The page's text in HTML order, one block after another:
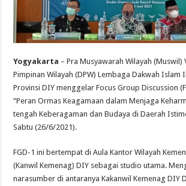
Yogyakarta – Pra Musyawarah Wilayah (Muswil)
Pimpinan Wilayah (DPW) Lembaga Dakwah Islam
Provinsi DIY menggelar Focus Group Discussion
“Peran Ormas Keagamaan dalam Menjaga
tengah Keberagaman dan Budaya di Daerah
Sabtu (26/6/2021).
FGD-1 ini bertempat di Aula Kantor Wilayah
(Kanwil Kemenag) DIY sebagai studio utama.
narasumber di antaranya Kakanwil Kemenag DIY